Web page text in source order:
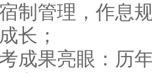
制管理，作息
长；
果亮眼：历年